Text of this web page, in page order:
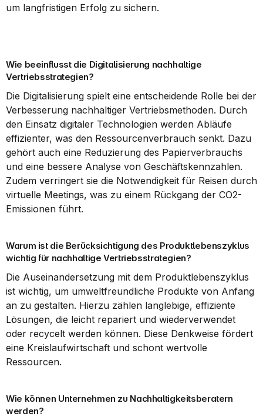
um langfristigen Erfolg zu sichern.
Wie beeinflusst die Digitalisierung nachhaltige
Vertriebsstrategien?
Die Digitalisierung spielt eine entscheidende Rolle bei der
Verbesserung nachhaltiger Vertriebsmethoden. Durch
den Einsatz digitaler Technologien werden Abläufe
effizienter, was den Ressourcenverbrauch senkt. Dazu
gehört auch eine Reduzierung des Papierverbrauchs
und eine bessere Analyse von Geschäftskennzahlen.
Zudem verringert sie die Notwendigkeit für Reisen durch
virtuelle Meetings, was zu einem Rückgang der CO2-
Emissionen führt.
Warum ist die Berücksichtigung des Produktlebenszyklus
wichtig für nachhaltige Vertriebsstrategien?
Die Auseinandersetzung mit dem Produktlebenszyklus
ist wichtig, um umweltfreundliche Produkte von Anfang
an zu gestalten. Hierzu zählen langlebige, effiziente
Lösungen, die leicht repariert und wiederverwendet
oder recycelt werden können. Diese Denkweise fördert
eine Kreislaufwirtschaft und schont wertvolle
Ressourcen.
Wie können Unternehmen zu Nachhaltigkeitsberatern
werden?